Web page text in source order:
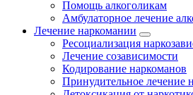
Помощь алкоголикам
Амбулаторное лечение
Лечение наркомании
Ресоциализация
Лечение созависимости
Кодирование наркоманов
Принудительное лечение